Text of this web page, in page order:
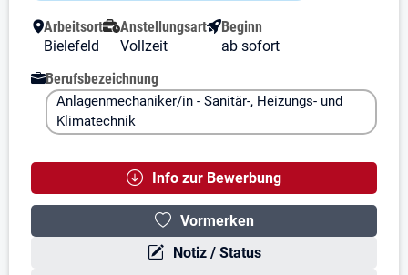
Arbeitsort
Bielefeld
Anstellungsart
Vollzeit
Beginn
ab sofort
Berufsbezeichnung
Anlagenmechaniker/in - Sanitär-, Heizungs- und
Klimatechnik
Info zur Bewerbung
Vormerken
Notiz / Status